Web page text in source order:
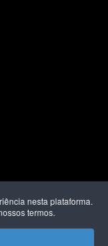
nesta plataforma.
termos.